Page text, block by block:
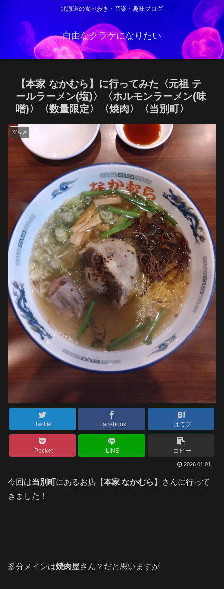
北海道の食べ歩き・音楽・趣味ブログ
自由なクラゲになりたい
【本家 なかむら】に行ってみた〈元祖 テ
ールラーメン(塩)〉〈ホルモンラーメン(味
噌)〉〈数量限定〉〈焼肉〉〈当別町〉
グルメ
Twitter Facebook はてブ
Pocket LINE コピー
2026.01.01
今回は当別町にあるお店【本家 なかむら 】さんに行って
きました！
多分メインは焼肉屋さん？だと思いますが